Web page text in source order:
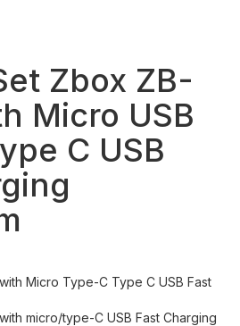
Zbox ZB-
Micro USB
C USB
Micro Type-C Type C USB Fast
micro/type-C USB Fast Charging